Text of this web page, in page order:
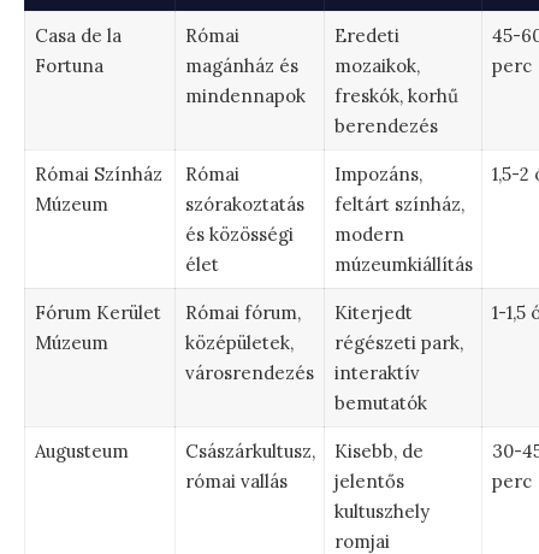
Casa de la
Fortuna
Római
magánház és
mindennapok
Eredeti
mozaikok,
freskók, korhű
berendezés
45-
perc
Római Színház
Múzeum
Római
szórakoztatás
és közösségi
élet
Impozáns,
feltárt színház,
modern
múzeumkiállítás
1,5-2
Fórum Kerület
Múzeum
Római fórum,
középületek,
városrendezés
Kiterjedt
régészeti park,
interaktív
bemutatók
1-1,5
Augusteum
Császárkultusz,
római vallás
Kisebb, de
jelentős
kultuszhely
romjai
30-
perc